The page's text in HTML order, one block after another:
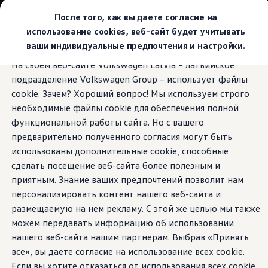
После того, как вы даете согласие на
использование cookies, веб-сайт будет учитывать
ваши индивидуальные предпочтения и настройки.
На своем веб-сайте Volkswagen Latvia – латвийское
подразделение Volkswagen Group – использует файлы
cookie. Зачем? Хороший вопрос! Мы используем строго
необходимые файлы cookie для обеспечения полной
функциональной работы сайта. Но с вашего
предварительно полученного согласия могут быть
использованы дополнительные cookie, способные
сделать посещение веб-сайта более полезным и
приятным. Знание ваших предпочтений позволит нам
персонализировать контент нашего веб-сайта и
размещаемую на нем рекламу. С этой же целью мы также
можем передавать информацию об использовании
нашего веб-сайта нашим партнерам. Выбрав «Принять
все», вы даете согласие на использование всех cookie.
Если вы хотите отказаться от использования всех cookie,
основному
содержанию
нижнему
колонтитулу
Выбери свой Volkswagen
Модельный ряд
Новый ID.Cross
Открой для себя семейство внедорожников
Предложения и услуги
Юбилейное предложение
Автомобильный онлайн-магазин Volkswagen
Обмен автомобилей
Лизинг Volkswagen
Гарантия
Бесплатная регистрация для вашего нового
Взаимодействие в сети простыми словами
VW Connect
Активация
Все службы
VW Connect для Вашего ID.
Обновления (Upgrades)
Car-Net
App-Connect
Fleet Interface Data
O Volkswagen
Получи больше
Владельцы и услуги
Панорамный люк
Небесныепейзажи